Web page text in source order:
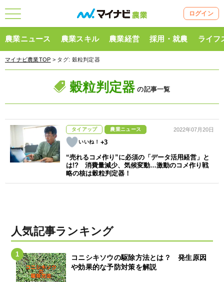
ログイン
農業ニュース 農業スキル 農業経営 採用・就農 ライフ
マイナビ農業TOP > タグ: 穀粒判定器
穀粒判定器 の記事一覧
タイアップ 農業ニュース
+3
2022年07月20日
“売れるコメ作り”に必須の「データ活用経営」と
は!? 消費量減少、気候変動…激動のコメ作り戦
略の核は穀粒判定器！
人気記事ランキング
コニシキソウの駆除方法とは？ 発生原因
や効果的な予防対策を解説